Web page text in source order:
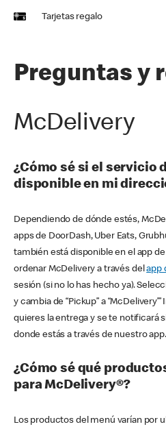
Tarjetas regalo
Preguntas y
McDelivery
¿Cómo sé si el servicio
disponible en mi
Dependiendo de dónde estés,
apps de DoorDash, Uber Eats,
también está disponible en el app de
ordenar McDelivery a través delapp
sesión (si no lo has hecho ya).
y cambia de “Pickup” a
quieres la entrega y se te notificará
donde estás a través de nuestro app.
¿Cómo sé qué
para McDelivery®?
Los productos del menú varían por